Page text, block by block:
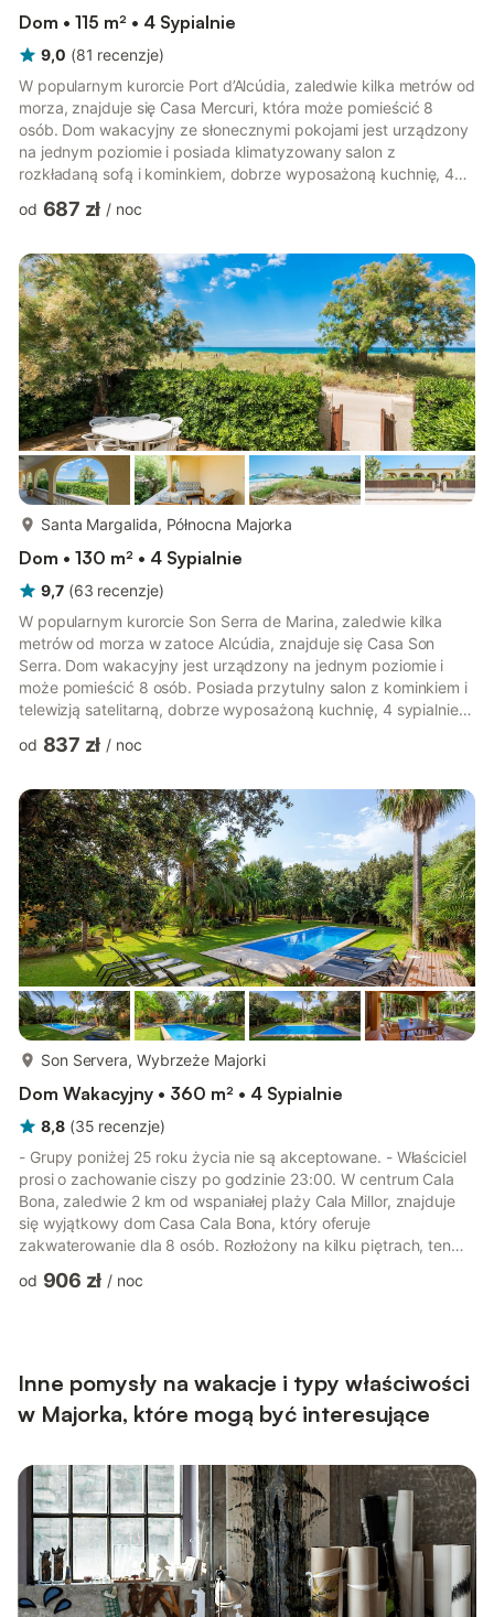
Dom • 115 m² • 4 Sypialnie
9,0 (81 recenzje)
W popularnym kurorcie Port d’Alcúdia, zaledwie kilka metrów od
morza, znajduje się Casa Mercuri, która może pomieścić 8
osób. Dom wakacyjny ze słonecznymi pokojami jest urządzony
na jednym poziomie i posiada klimatyzowany salon z
rozkładaną sofą i kominkiem, dobrze wyposażoną kuchnię, 4
dostępnego dla wózków inwalidzkich domu wakacyjnego
karmienia. Samochód można zaparkować na ulicy przed
posesją. Zadaszony taras wyposażony jest w meble ogrodowe
do relaksu na świeżym powi...
od 687 zł / noc
Santa Margalida, Północna Majorka
Dom • 130 m² • 4 Sypialnie
9,7 (63 recenzje)
W popularnym kurorcie Son Serra de Marina, zaledwie kilka
metrów od morza w zatoce Alcúdia, znajduje się Casa Son
Serra. Dom wakacyjny jest urządzony na jednym poziomie i
może pomieścić 8 osób. Posiada przytulny salon z kominkiem i
telewizją satelitarną, dobrze wyposażoną kuchnię, 4 sypialnie i
wakacyjnego obejmują również Wi-Fi, łóżeczko dla dziecka i
w meble ogrodowe i grill do relaksu na świeżym powietrzu.
Plaża i najbliższe restauracje znajdują się zaledwie kilka kroków
od obiek...
od 837 zł / noc
Son Servera, Wybrzeże Majorki
Dom Wakacyjny • 360 m² • 4 Sypialnie
8,8 (35 recenzje)
- Grupy poniżej 25 roku życia nie są akceptowane. - Właściciel
prosi o zachowanie ciszy po godzinie 23:00. W centrum Cala
Bona, zaledwie 2 km od wspaniałej plaży Cala Millor, znajduje
się wyjątkowy dom Casa Cala Bona, który oferuje
zakwaterowanie dla 8 osób. Rozłożony na kilku piętrach, ten
architekturą posiada 4 sypialnie, 3 łazienki, 3 salony i w pełni
łóżeczko dziecięce, ...
od 906 zł / noc
Inne pomysły na wakacje i typy właściwości
w Majorka, które mogą być interesujące